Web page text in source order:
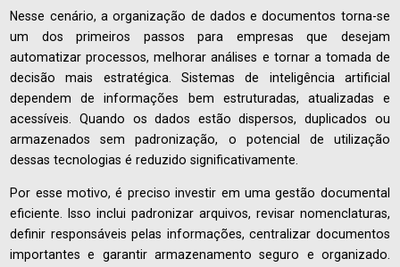
Nesse cenário, a organização de dados e documentos torna-se
um dos primeiros passos para empresas que desejam
automatizar processos, melhorar análises e tornar a tomada de
decisão mais estratégica. Sistemas de inteligência artificial
dependem de informações bem estruturadas, atualizadas e
acessíveis. Quando os dados estão dispersos, duplicados ou
armazenados sem padronização, o potencial de utilização
dessas tecnologias é reduzido significativamente.
Por esse motivo, é preciso investir em uma gestão documental
eficiente. Isso inclui padronizar arquivos, revisar nomenclaturas,
definir responsáveis pelas informações, centralizar documentos
importantes e garantir armazenamento seguro e organizado.